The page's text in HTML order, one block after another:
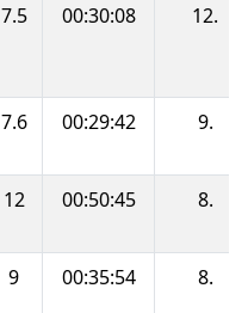
7.5 00:30:08 12.
7.6 00:29:42 9.
12 00:50:45 8.
9 00:35:54 8.